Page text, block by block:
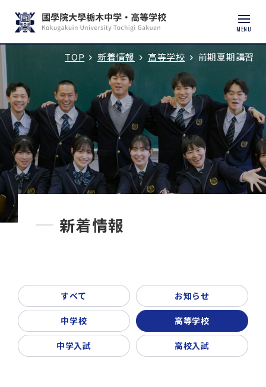
MENU
入試説明会・学校見学
学校紹介
中学校
高等学校
高校入試
お問い合わせ・資料請求
ご利用ガイド
リンク集
新着情報
TOP 新着情報 高等学校 前期夏期講習
すべて お知らせ
中学校 高等学校
中学入試 高校入試